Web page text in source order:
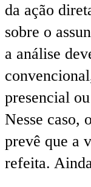
da ação
sobre o
a análise
presencial
Nesse caso,
prevê que a
refeita.